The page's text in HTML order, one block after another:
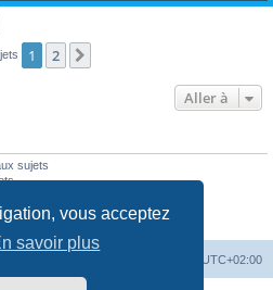
vous acceptez
savoir plus
1 2
Aller à
sujets
UTC+02:00